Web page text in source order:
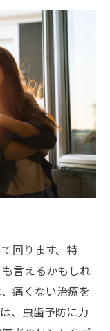
回ります。特
言えるかもしれ
痛くない治療を
、虫歯予防に力